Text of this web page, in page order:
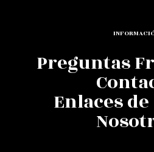
Preguntas
Enlaces